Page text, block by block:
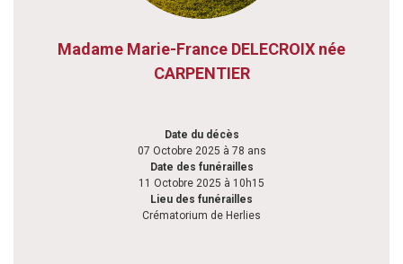
Madame Marie-France DELECROIX née
CARPENTIER
Date du décès
07 Octobre 2025 à 78 ans
Date des funérailles
11 Octobre 2025 à 10h15
Lieu des funérailles
Crématorium de Herlies